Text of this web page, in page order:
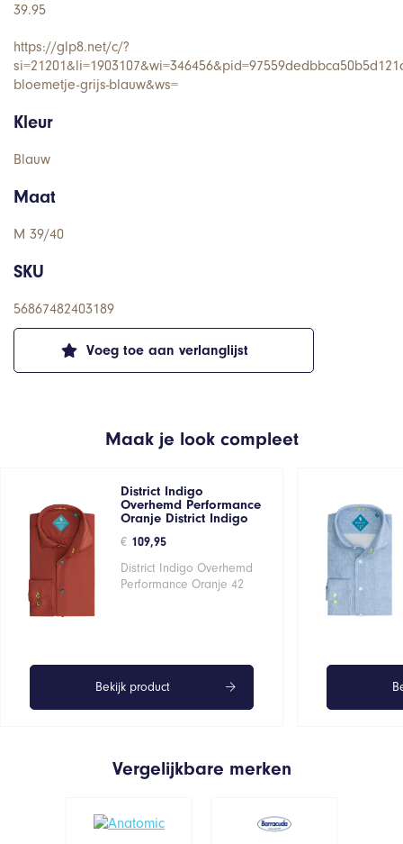
Voeg toe aan verlanglijst
39.95
https://glp8.net/c/?
bloemetje-grijs-blauw&ws=
Kleur
Blauw
Maat
M 39/40
SKU
56867482403189
Maak je look compleet
District Indigo
Overhemd Performance
Oranje District Indigo
€ 109,95
District Indigo Overhemd
Performance Oranje 42
Bekijk product
Vergelijkbare merken